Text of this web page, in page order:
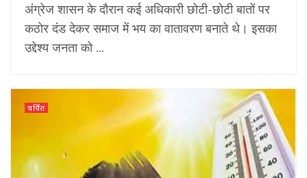
अंग्रेज शासन के दौरान कई अधिकारी छोटी-छोटी बातों पर
कठोर दंड देकर समाज में भय का वातावरण बनाते थे। इसका
उद्देश्य जनता को ...
चर्चित